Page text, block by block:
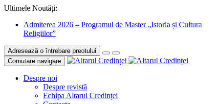
Ultimele Noutăți:
Admiterea 2026 – Programul de Master „Istoria și Cultura
Religiilor”
Adresează o întrebare preotului
Comutare navigare
Despre noi
Despre revistă
Echipa Altarul Credinței